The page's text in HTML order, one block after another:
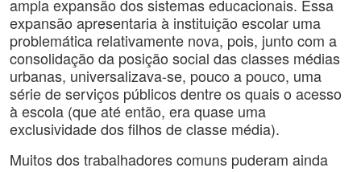
ampla expansão dos sistemas educacionais. Essa
expansão apresentaria à instituição escolar uma
problemática relativamente nova, pois, junto com a
consolidação da posição social das classes médias
urbanas, universalizava-se, pouco a pouco, uma
série de serviços públicos dentre os quais o acesso
à escola (que até então, era quase uma
exclusividade dos filhos de classe média).
Muitos dos trabalhadores comuns puderam ainda